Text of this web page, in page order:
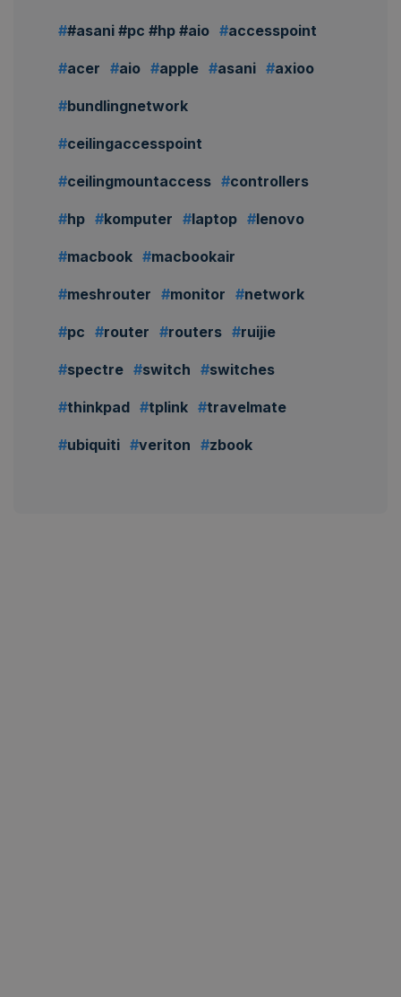
#asani #pc #hp #aio accesspoint
acer aio apple asani axioo
bundlingnetwork
ceilingaccesspoint
ceilingmountaccess controllers
hp komputer laptop lenovo
macbook macbookair
meshrouter monitor network
pc router routers ruijie
spectre switch switches
thinkpad tplink travelmate
ubiquiti veriton zbook